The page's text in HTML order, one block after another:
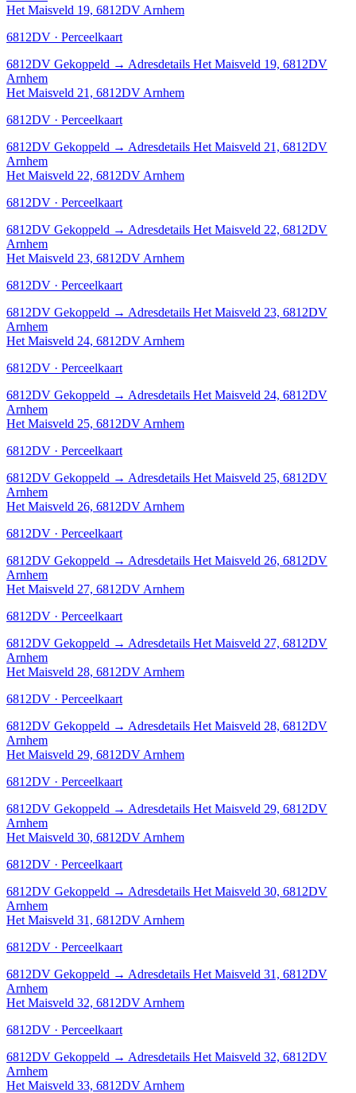
Het Maisveld 19, 6812DV Arnhem
6812DV · Perceelkaart
6812DV Gekoppeld → Adresdetails Het Maisveld 19, 6812DV
Arnhem
Het Maisveld 21, 6812DV Arnhem
6812DV · Perceelkaart
6812DV Gekoppeld → Adresdetails Het Maisveld 21, 6812DV
Arnhem
Het Maisveld 22, 6812DV Arnhem
6812DV · Perceelkaart
6812DV Gekoppeld → Adresdetails Het Maisveld 22, 6812DV
Arnhem
Het Maisveld 23, 6812DV Arnhem
6812DV · Perceelkaart
6812DV Gekoppeld → Adresdetails Het Maisveld 23, 6812DV
Arnhem
Het Maisveld 24, 6812DV Arnhem
6812DV · Perceelkaart
6812DV Gekoppeld → Adresdetails Het Maisveld 24, 6812DV
Arnhem
Het Maisveld 25, 6812DV Arnhem
6812DV · Perceelkaart
6812DV Gekoppeld → Adresdetails Het Maisveld 25, 6812DV
Arnhem
Het Maisveld 26, 6812DV Arnhem
6812DV · Perceelkaart
6812DV Gekoppeld → Adresdetails Het Maisveld 26, 6812DV
Arnhem
Het Maisveld 27, 6812DV Arnhem
6812DV · Perceelkaart
6812DV Gekoppeld → Adresdetails Het Maisveld 27, 6812DV
Arnhem
Het Maisveld 28, 6812DV Arnhem
6812DV · Perceelkaart
6812DV Gekoppeld → Adresdetails Het Maisveld 28, 6812DV
Arnhem
Het Maisveld 29, 6812DV Arnhem
6812DV · Perceelkaart
6812DV Gekoppeld → Adresdetails Het Maisveld 29, 6812DV
Arnhem
Het Maisveld 30, 6812DV Arnhem
6812DV · Perceelkaart
6812DV Gekoppeld → Adresdetails Het Maisveld 30, 6812DV
Arnhem
Het Maisveld 31, 6812DV Arnhem
6812DV · Perceelkaart
6812DV Gekoppeld → Adresdetails Het Maisveld 31, 6812DV
Arnhem
Het Maisveld 32, 6812DV Arnhem
6812DV · Perceelkaart
6812DV Gekoppeld → Adresdetails Het Maisveld 32, 6812DV
Arnhem
Het Maisveld 33, 6812DV Arnhem